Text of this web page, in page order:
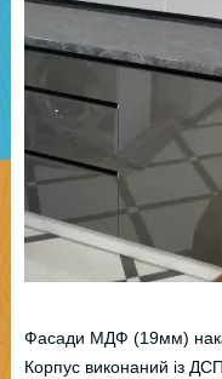
Фасади МДФ (19мм)
Корпус виконаний із